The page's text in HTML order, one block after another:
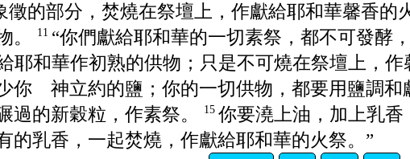
的部分，焚燒在祭壇上，作獻給耶和華馨香的
。
11 “你們獻給耶和華的一切素祭，都不可發酵
耶和華作初熟的供物；只是不可燒在祭壇上，作
你 神立約的鹽；你的一切供物，都要用鹽調和
過的新穀粒，作素祭。
15 你要澆上油，加上乳香
的乳香，一起焚燒，作獻給耶和華的火祭。”